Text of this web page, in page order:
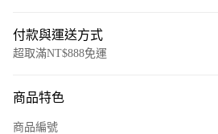
付款與運送方式
超取滿NT$888免運
信用卡一次付款
商品特色
商品編號